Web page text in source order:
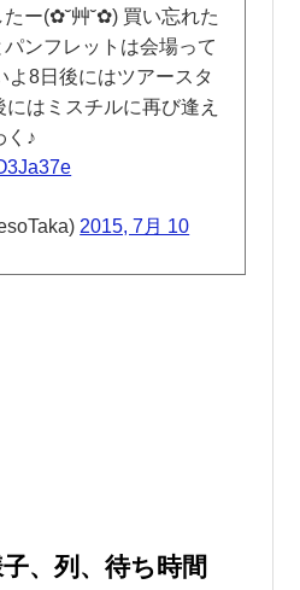
ー(✿˘艸˘✿) 買い忘れた
ンフレットは会場って
8日後にはツアースタ
はミスチルに再び逢え
く♪
2015, 7月 10
、列、待ち時間